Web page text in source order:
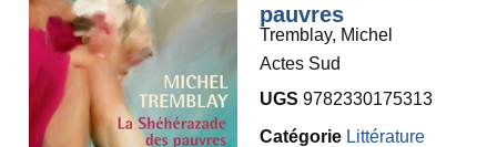
pauvres
Tremblay, Michel
Actes Sud
UGS 9782330175313
Catégorie Littérature